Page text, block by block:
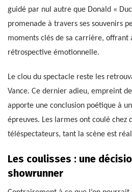
guidé par nul autre que Donald «
promenade à travers ses souvenirs
moments clés de sa carrière, offrant
rétrospective émotionnelle.
Le clou du spectacle reste les
Vance. Ce dernier adieu, empreint
apporte une conclusion poétique à
épreuves. Les larmes ont coulé chez
téléspectateurs, tant la scène est
Les coulisses : une
showrunner